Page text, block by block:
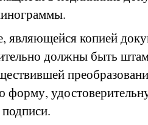
являющейся копией
должны быть
форму,